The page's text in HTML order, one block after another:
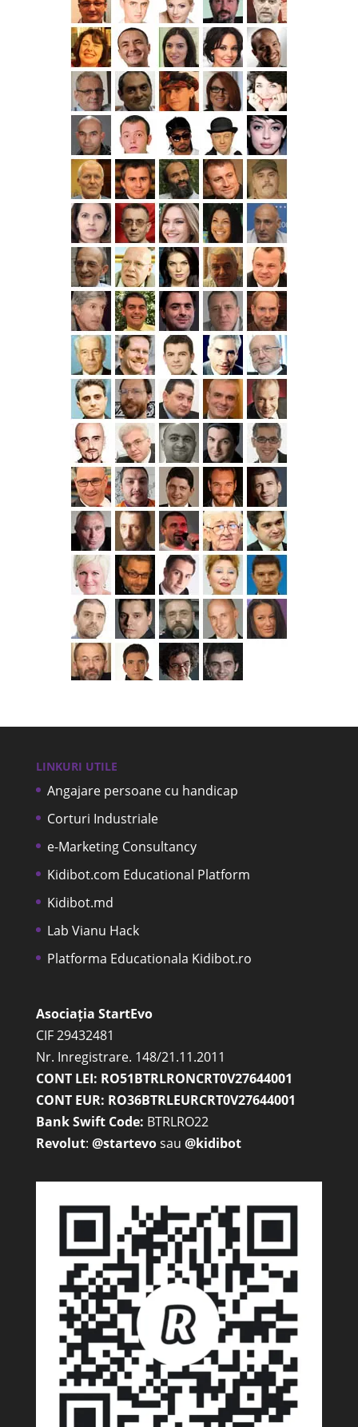
LINKURI UTILE
Angajare persoane cu handicap
Corturi Industriale
e-Marketing Consultancy
Kidibot.com Educational Platform
Kidibot.md
Lab Vianu Hack
Platforma Educationala Kidibot.ro
Asociația StartEvo
CIF 29432481
Nr. Inregistrare. 148/21.11.2011
CONT LEI: RO51BTRLRONCRT0V27644001
CONT EUR: RO36BTRLEURCRT0V27644001
Bank Swift Code: BTRLRO22
Revolut: @startevosau @kidibot